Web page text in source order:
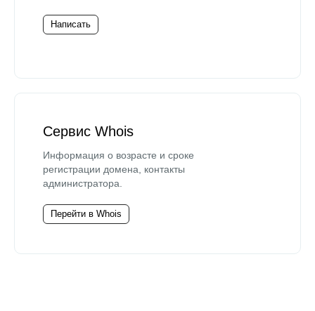
Написать
Сервис Whois
Информация о возрасте и сроке
регистрации домена, контакты
администратора.
Перейти в Whois